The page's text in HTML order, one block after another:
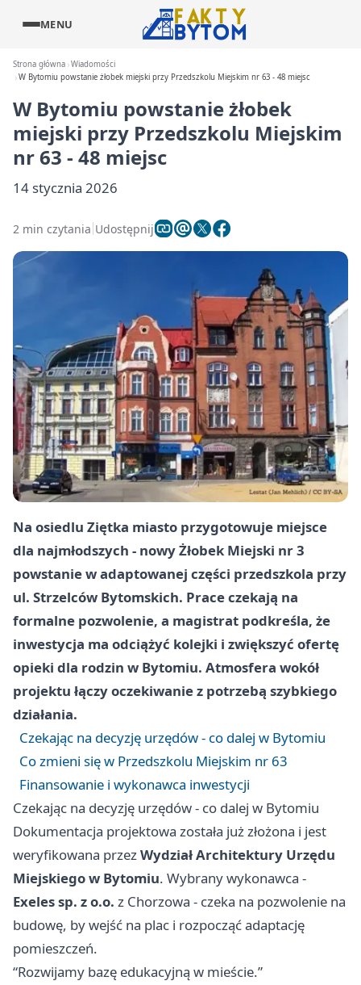
MENU
Strona główna Wiadomości
W Bytomiu powstanie żłobek miejski przy Przedszkolu Miejskim nr 63 - 48 miejsc
W Bytomiu powstanie żłobek
miejski przy Przedszkolu Miejskim
nr 63 - 48 miejsc
14 stycznia 2026
2 min czytania Udostępnij
Na osiedlu Ziętka miasto przygotowuje miejsce
dla najmłodszych - nowy Żłobek Miejski nr 3
powstanie w adaptowanej części przedszkola przy
ul. Strzelców Bytomskich. Prace czekają na
formalne pozwolenie, a magistrat podkreśla, że
inwestycja ma odciążyć kolejki i zwiększyć ofertę
opieki dla rodzin w Bytomiu. Atmosfera wokół
projektu łączy oczekiwanie z potrzebą szybkiego
działania.
Czekając na decyzję urzędów - co dalej w Bytomiu
Co zmieni się w Przedszkolu Miejskim nr 63
Finansowanie i wykonawca inwestycji
Czekając na decyzję urzędów - co dalej w Bytomiu
Dokumentacja projektowa została już złożona i jest
weryfikowana przezWydział Architektury Urzędu
Miejskiego w Bytomiu. Wybrany wykonawca -
Exeles sp. z o.o. z Chorzowa - czeka na pozwolenie na
budowę, by wejść na plac i rozpocząć adaptację
pomieszczeń.
“Rozwijamy bazę edukacyjną w mieście.”